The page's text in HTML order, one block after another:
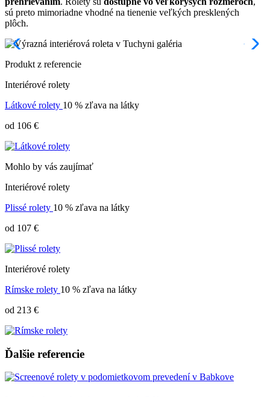
sú preto mimoriadne vhodné na tienenie veľkých presklených
plôch.
Produkt z referencie
Interiérové rolety
Látkové rolety 10 % zľava na látky
od 106 €
Mohlo by vás zaujímať
Interiérové rolety
Plissé rolety 10 % zľava na látky
od 107 €
Interiérové rolety
Rímske rolety 10 % zľava na látky
od 213 €
Ďalšie referencie